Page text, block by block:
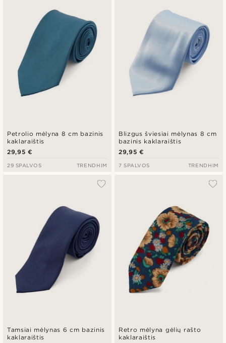
Petrolio mėlyna 8 cm bazinis
kaklaraištis
29,95 €
29 SPALVOS TRENDHIM
Blizgus šviesiai mėlynas 8 cm
bazinis kaklaraištis
29,95 €
7 SPALVOS TRENDHIM
Tamsiai mėlynas 6 cm bazinis
kaklaraištis
Retro mėlyna gėlių rašto
kaklaraištis